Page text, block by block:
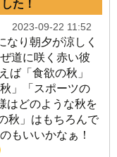
た！
2023-09-22 11:52
なり朝夕が涼しく
道に咲く赤い彼
ば「食欲の秋」
」「スポーツの
はどのような秋を
秋」はもちろんで
もいいかなぁ！